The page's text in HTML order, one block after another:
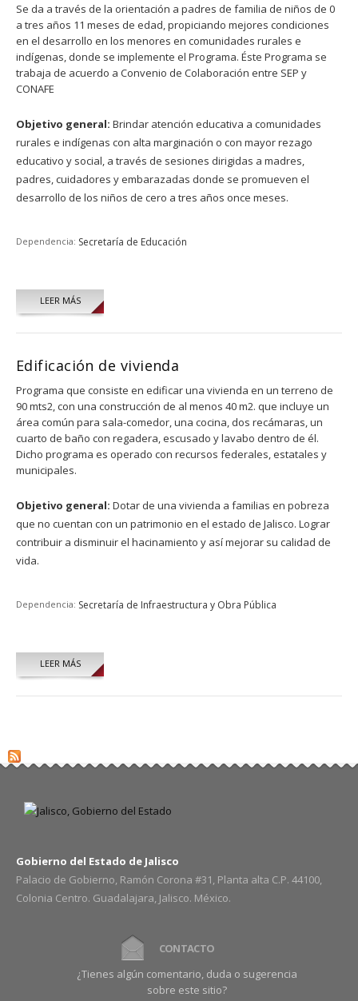
Se da a través de la orientación a padres de familia de niños de 0
a tres años 11 meses de edad, propiciando mejores condiciones
en el desarrollo en los menores en comunidades rurales e
indígenas, donde se implemente el Programa. Éste Programa se
trabaja de acuerdo a Convenio de Colaboración entre SEP y
CONAFE
Objetivo general: Brindar atención educativa a comunidades
rurales e indígenas con alta marginación o con mayor rezago
educativo y social, a través de sesiones dirigidas a madres,
padres, cuidadores y embarazadas donde se promueven el
desarrollo de los niños de cero a tres años once meses.
Dependencia: Secretaría de Educación
LEER MÁS
Edificación de vivienda
Programa que consiste en edificar una vivienda en un terreno de
90 mts2, con una construcción de al menos 40 m2. que incluye un
área común para sala-comedor, una cocina, dos recámaras, un
cuarto de baño con regadera, escusado y lavabo dentro de él.
Dicho programa es operado con recursos federales, estatales y
municipales.
Objetivo general: Dotar de una vivienda a familias en pobreza
que no cuentan con un patrimonio en el estado de Jalisco. Lograr
contribuir a disminuir el hacinamiento y así mejorar su calidad de
vida.
Dependencia: Secretaría de Infraestructura y Obra Pública
LEER MÁS
Gobierno del Estado de Jalisco
Palacio de Gobierno, Ramón Corona #31, Planta alta C.P. 44100,
Colonia Centro. Guadalajara, Jalisco. México.
CONTACTO
¿Tienes algún comentario, duda o sugerencia
sobre este sitio?